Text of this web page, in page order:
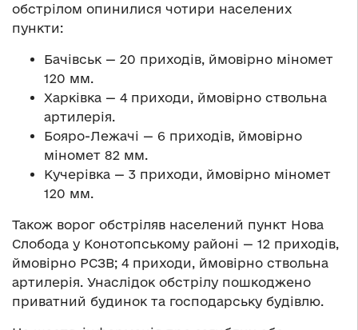
обстрілом опинилися чотири населених
пункти:
Бачівськ — 20 приходів, ймовірно міномет
120 мм.
Харківка — 4 приходи, ймовірно ствольна
артилерія.
Бояро-Лежачі — 6 приходів, ймовірно
міномет 82 мм.
Кучерівка — 3 приходи, ймовірно міномет
120 мм.
Також ворог обстріляв населений пункт Нова
Слобода у Конотопському районі — 12 приходів,
ймовірно РСЗВ; 4 приходи, ймовірно ствольна
артилерія. Унаслідок обстрілу пошкоджено
приватний будинок та господарську будівлю.